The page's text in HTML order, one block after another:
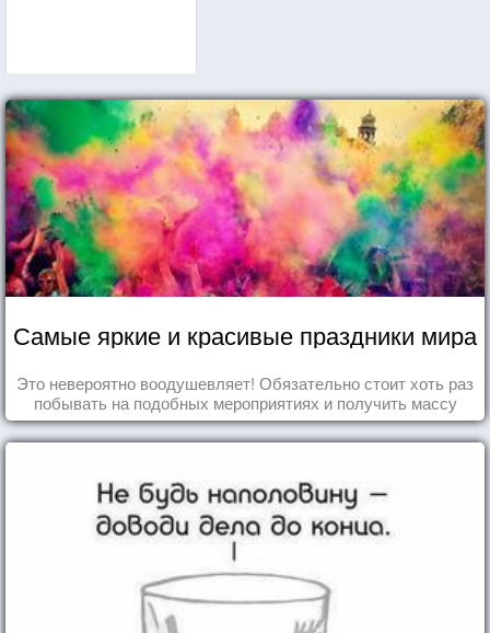
Самые яркие и красивые праздники мира
Это невероятно воодушевляет! Обязательно стоит хоть раз
побывать на подобных мероприятиях и получить массу
впечатлений!